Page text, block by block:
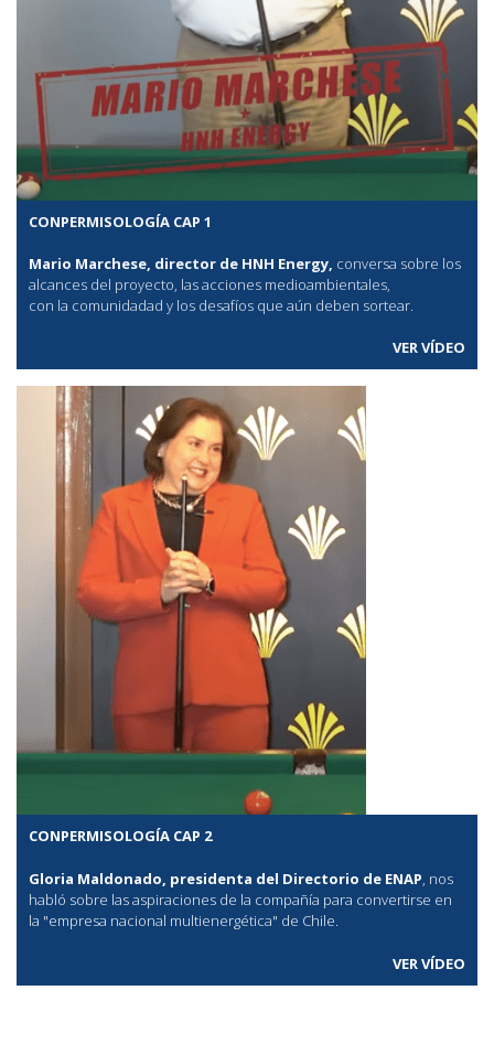
CONPERMISOLOGÍA CAP 1
Mario Marchese, director de HNH Energy, conversa sobre los
alcances del proyecto, las acciones medioambientales,
con la comunidadad y los desafíos que aún deben sortear.
VER VÍDEO
CONPERMISOLOGÍA CAP 2
Gloria Maldonado, presidenta del Directorio de ENAP , nos
habló sobre las aspiraciones de la compañía para convertirse en
la "empresa nacional multienergética" de Chile.
VER VÍDEO